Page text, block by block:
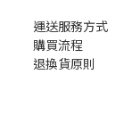
運送服務方式
購買流程
退換貨原則